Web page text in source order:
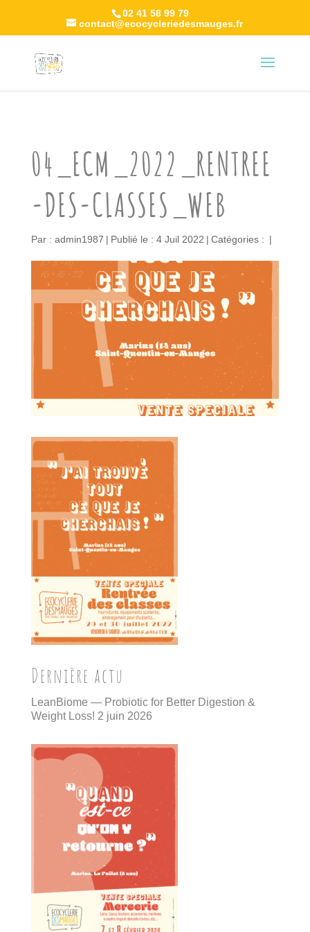
02 41 58 99 79
contact@ecocycleriedesmauges.fr
04_ECM_2022_RENTREE
-DES-CLASSES_WEB
Par : admin1987 | Publié le : 4 Juil 2022 | Catégories : |
Dernière actu
LeanBiome — Probiotic for Better Digestion &
Weight Loss! 2 juin 2026